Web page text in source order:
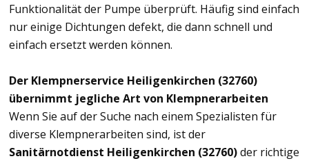
Funktionalität der Pumpe überprüft. Häufig sind einfach
nur einige Dichtungen defekt, die dann schnell und
einfach ersetzt werden können.
Der Klempnerservice Heiligenkirchen (32760)
übernimmt jegliche Art von Klempnerarbeiten
Wenn Sie auf der Suche nach einem Spezialisten für
diverse Klempnerarbeiten sind, ist der
Sanitärnotdienst Heiligenkirchen (32760)der richtige